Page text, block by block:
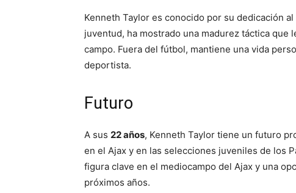
Kenneth Taylor es conocido por su dedicación
juventud, ha mostrado una madurez táctica
campo. Fuera del fútbol, mantiene una vida
deportista.
Futuro
A sus 22 años, Kenneth Taylor tiene un futuro
en el Ajax y en las selecciones juveniles de los
figura clave en el mediocampo del Ajax y una
próximos años.